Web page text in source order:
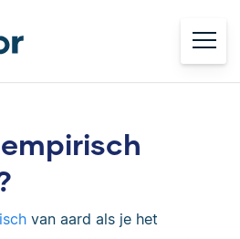
van aard als je het